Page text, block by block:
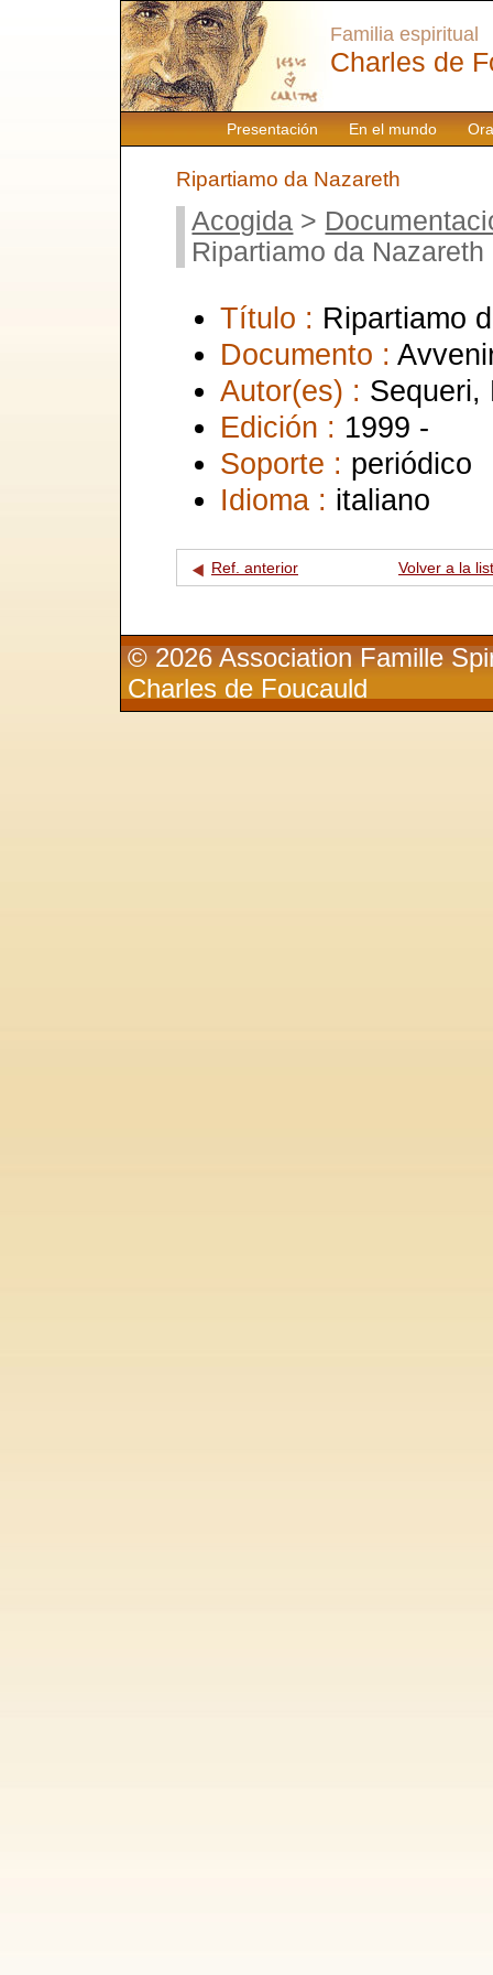
Presentación En el mundo
Familia espiritual
Charles de
Ripartiamo da Nazareth
Acogida >
Ripartiamo da Nazareth
Título : Ripartiamo
Documento :
Autor(es) : Sequeri,
Edición : 1999 -
Soporte : periódico
Idioma : italiano
Ref. anterior Volver a la
© 2026 Association Famille
Charles de Foucauld